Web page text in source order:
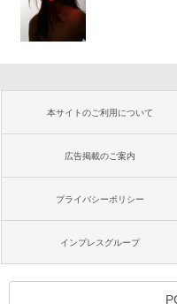
本サイトのご利用について
広告掲載のご案内
プライバシーポリシー
インプレスグループ